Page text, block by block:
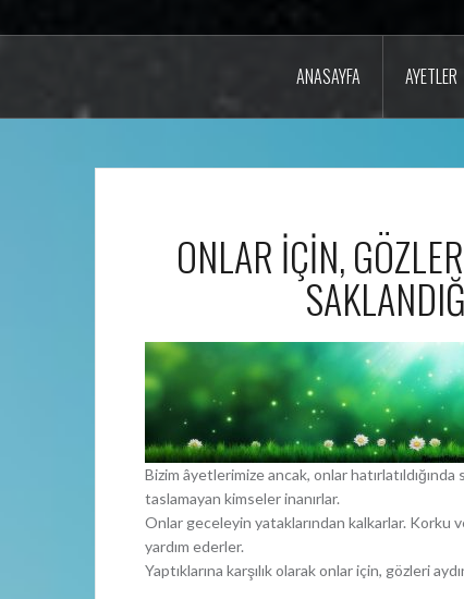
ANASAYFA AYETLER
ONLAR İÇİN,
Bizim âyetlerimize ancak, onlar
taslamayan kimseler inanırlar.
Onlar geceleyin yataklarından kalkarlar. Korku
yardım ederler.
Yaptıklarına karşılık olarak onlar için, gözleri